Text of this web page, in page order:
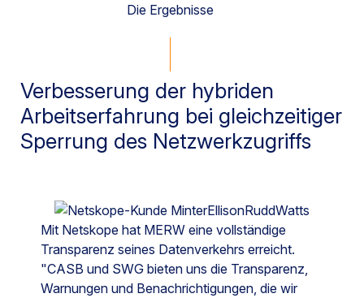
Die Ergebnisse
Verbesserung der hybriden
Arbeitserfahrung bei gleichzeitiger
Sperrung des Netzwerkzugriffs
Mit Netskope hat MERW eine vollständige
Transparenz seines Datenverkehrs erreicht.
"CASB und SWG bieten uns die Transparenz,
Warnungen und Benachrichtigungen, die wir